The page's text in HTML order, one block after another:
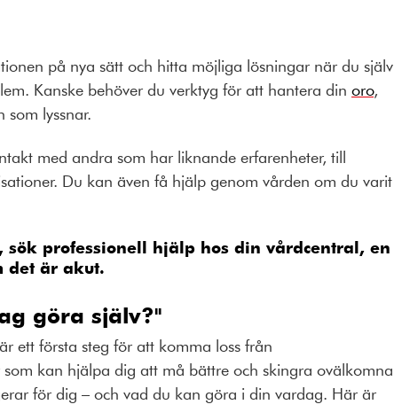
på nya sätt och hitta möjliga lösningar när du själv
Kanske behöver du verktyg för att hantera din oro,
som lyssnar.
med andra som har liknande erfarenheter, till
Du kan även få hjälp genom vården om du varit
professionell hjälp hos din vårdcentral, en
det är akut.
göra själv?"
ett första steg för att komma loss från
kan hjälpa dig att må bättre och skingra ovälkomna
för dig – och vad du kan göra i din vardag. Här är